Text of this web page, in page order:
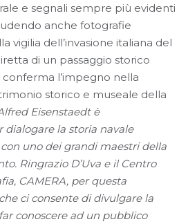
e segnali sempre più evidenti
anche fotografie
vigilia dell’invasione italiana del
di un passaggio storico
conferma l’impegno nella
storico e museale della
Eisenstaedt è
dialogare la storia navale
uno dei grandi maestri della
Ringrazio D’Uva e il Centro
CAMERA, per questa
ci consente di divulgare la
conoscere ad un pubblico